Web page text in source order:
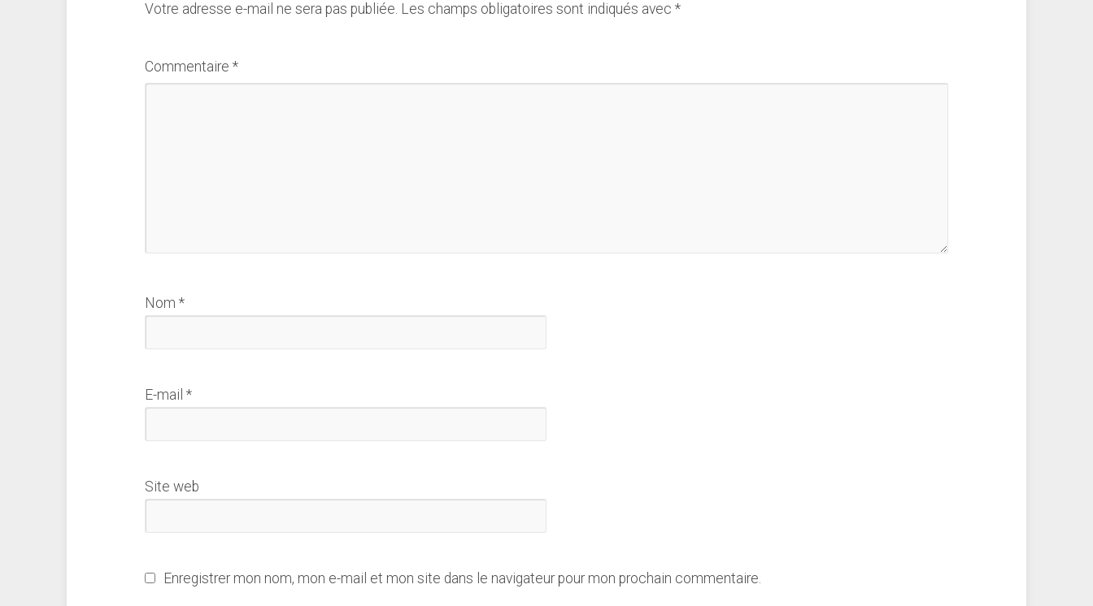
Votre adresse e-mail ne sera pas publiée. Les champs obligatoires sont indiqués avec *
Commentaire *
Nom *
E-mail *
Site web
Enregistrer mon nom, mon e-mail et mon site dans le navigateur pour mon prochain commentaire.